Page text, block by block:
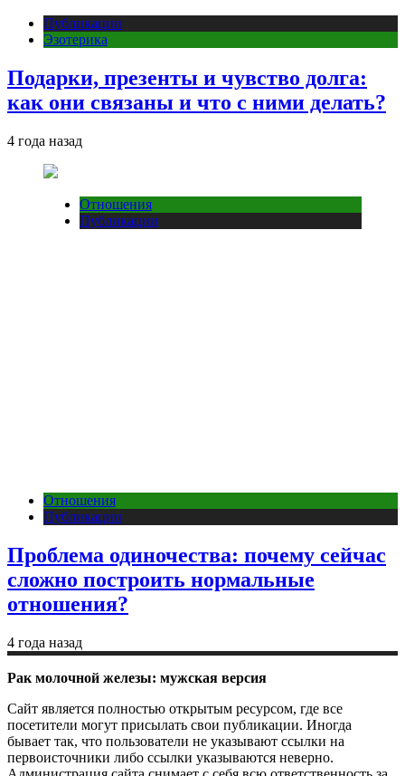
Публикации
Эзотерика
Подарки, презенты и чувство долга:
как они связаны и что с ними делать?
4 года назад
Отношения
Публикации
Отношения
Публикации
Проблема одиночества: почему сейчас
сложно построить нормальные
отношения?
4 года назад
Рак молочной железы: мужская версия
Сайт является полностью открытым ресурсом, где все
посетители могут присылать свои публикации. Иногда
бывает так, что пользователи не указывают ссылки на
первоисточники либо ссылки указываются неверно.